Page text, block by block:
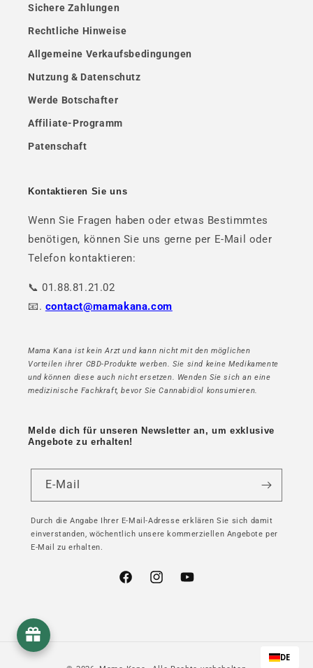
Sichere Zahlungen
Rechtliche Hinweise
Allgemeine Verkaufsbedingungen
Nutzung & Datenschutz
Werde Botschafter
Affiliate-Programm
Patenschaft
Kontaktieren Sie uns
Wenn Sie Fragen haben oder etwas Bestimmtes
benötigen, können Sie uns gerne per E-Mail oder
Telefon kontaktieren:
📞 01.88.81.21.02
📧. contact@mamakana.com
Mama Kana ist kein Arzt und kann nicht mit den möglichen
Vorteilen ihrer CBD-Produkte werben. Sie sind keine Medikamente
und können diese auch nicht ersetzen. Wenden Sie sich an eine
medizinische Fachkraft, bevor Sie Cannabidiol konsumieren.
Melde dich für unseren Newsletter an, um exklusive
Angebote zu erhalten!
E-Mail
Durch die Angabe Ihrer E-Mail-Adresse erklären Sie sich damit
einverstanden, wöchentlich unsere kommerziellen Angebote per
E-Mail zu erhalten.
FacebookInstagramYouTube
DE